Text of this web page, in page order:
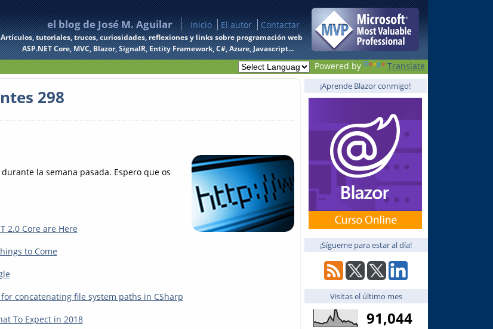
el blog de José M. Aguilar Inicio El autor Contactar
Artículos, tutoriales, trucos, curiosidades, reflexiones y links sobre programación web
ASP.NET Core, MVC, Blazor, SignalR, Entity Framework, C#, Azure, Javascript...
Powered by Translate
298
la semana pasada. Espero que os
2.0 Core are Here
to Come
concatenating file system paths in CSharp
To Expect in 2018
¡Aprende Blazor conmigo!
¡Sígueme para estar al día!
Visitas el último mes
91,044